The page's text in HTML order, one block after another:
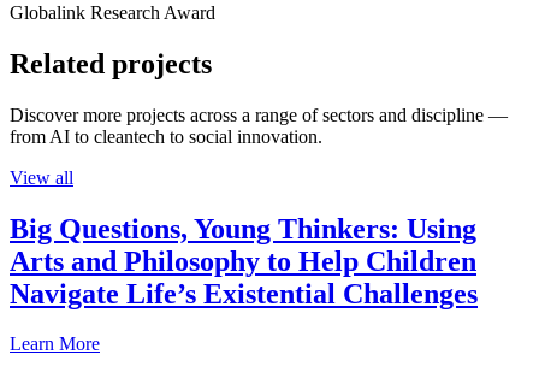
Globalink Research Award
Related projects
Discover more projects across a range of sectors and discipline —
from AI to cleantech to social innovation.
View all
Big Questions, Young Thinkers: Using
Arts and Philosophy to Help Children
Navigate Life’s Existential Challenges
Learn More